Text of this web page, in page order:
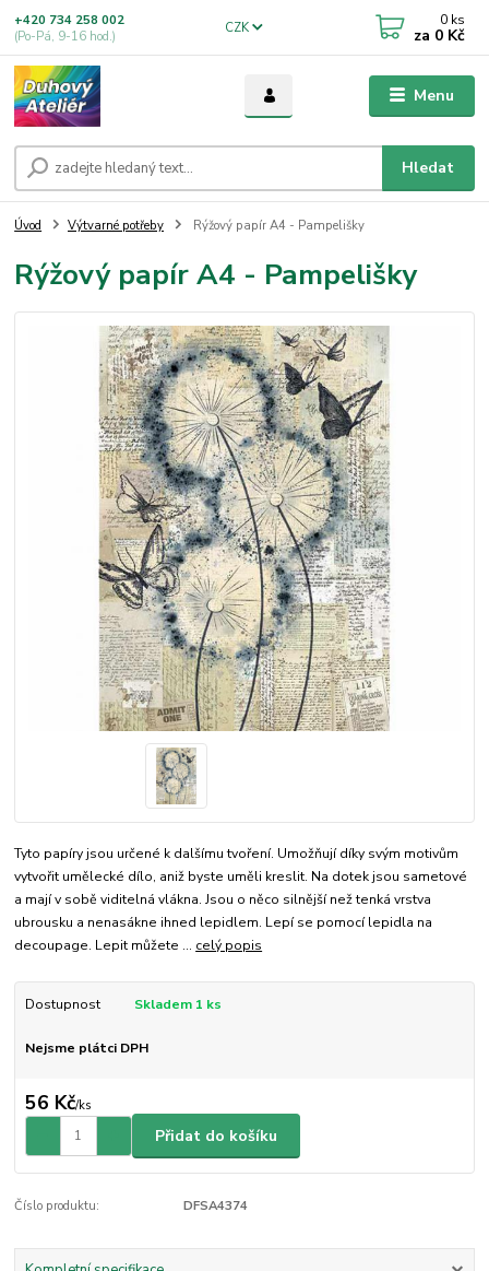
Menu
CZK
Hledat
+420 734 258 002
(Po-Pá, 9-16 hod.)
0 ks
za 0 Kč
Úvod Výtvarné potřeby Rýžový papír A4 - Pampelišky
Rýžový papír A4 - Pampelišky
Tyto papíry jsou určené k dalšímu tvoření. Umožňují díky svým motivům
vytvořit umělecké dílo, aniž byste uměli kreslit. Na dotek jsou sametové
a mají v sobě viditelná vlákna. Jsou o něco silnější než tenká vrstva
ubrousku a nenasákne ihned lepidlem. Lepí se pomocí lepidla na
decoupage. Lepit můžete ... celý popis
Dostupnost Skladem 1 ks
Nejsme plátci DPH
56 Kč/ks
Přidat do košíku
Číslo produktu: DFSA4374